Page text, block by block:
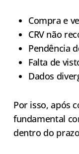
Compra e
CRV não
Pendência
Falta de
Dados
Por isso, após
fundamental
dentro do